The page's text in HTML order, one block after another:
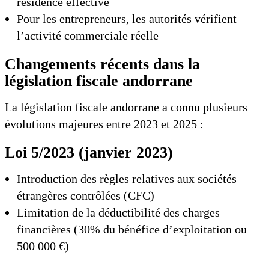
Pour les entrepreneurs, les autorités vérifient
l’activité commerciale réelle
Changements récents dans la
législation fiscale andorrane
La législation fiscale andorrane a connu plusieurs
évolutions majeures entre 2023 et 2025 :
Loi 5/2023 (janvier 2023)
Introduction des règles relatives aux sociétés
étrangères contrôlées (CFC)
Limitation de la déductibilité des charges
financières (30% du bénéfice d’exploitation ou
500 000 €)